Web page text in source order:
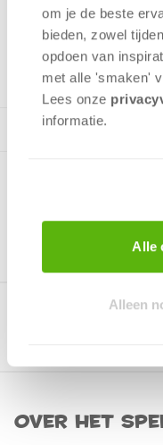
om je de beste
bieden, zowel
opdoen van
met alle 'smaken'
Lees onze
informatie.
Alle
Alleen
3 - 4 spelers
Over het